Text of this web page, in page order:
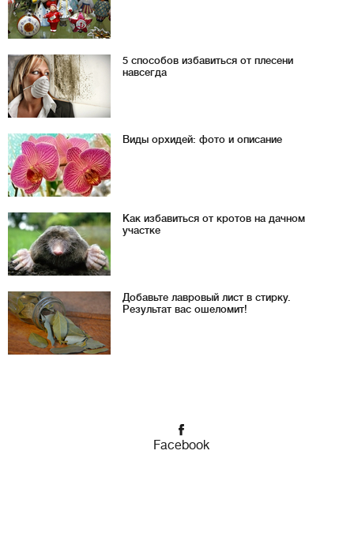
5 способов избавиться от плесени
навсегда
Виды орхидей: фото и описание
Как избавиться от кротов на дачном
участке
Добавьте лавровый лист в стирку.
Результат вас ошеломит!
Facebook